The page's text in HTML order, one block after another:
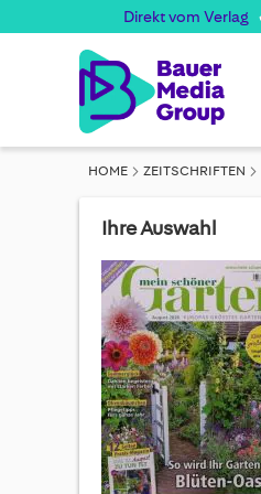
Direkt vom Verlag
HOME ZEITSCHRIFTEN
Ihre Auswahl